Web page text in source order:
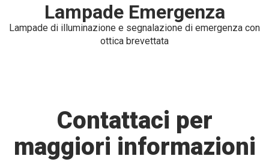
Lampade Emergenza
Lampade di illuminazione e segnalazione di emergenza con
ottica brevettata
Contattaci per
maggiori informazioni